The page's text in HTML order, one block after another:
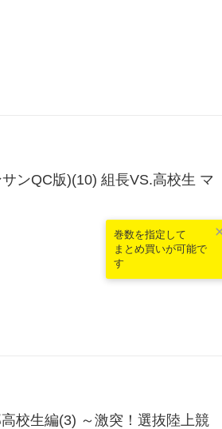
ンQC版)(10) 組長VS.高校生 マ
巻数を指定して
まとめ買いが可能で
す
校生編(3) ～激突！選抜陸上競